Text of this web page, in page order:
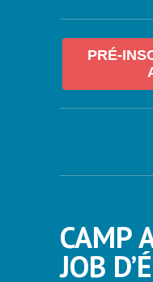
PRÉ-
CAMP
JOB